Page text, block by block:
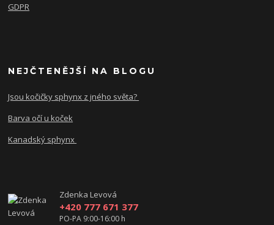
GDPR
NEJČTENĚJŠÍ NA BLOGU
Jsou kočičky sphynx z jného světa?
Barva očí u koček
Kanadský sphynx
Zdenka Levová
+420 777 671 377
PO-PA 9:00-16:00 h